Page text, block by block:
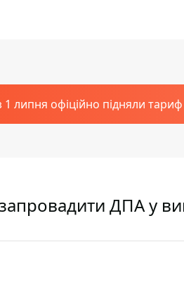
1 липня офіційно підняли
ДПА у